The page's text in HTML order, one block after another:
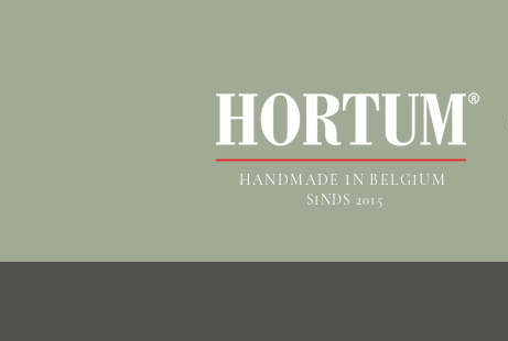
HANDMADE IN BELGIUM
SINDS 2015